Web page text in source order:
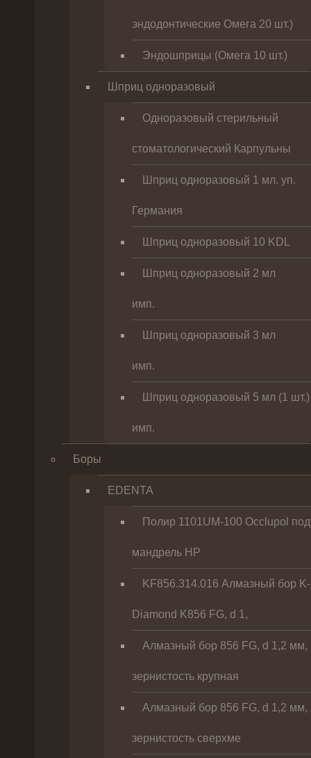
эндодонтические Омега 20 шт.)
Эндошприцы (Омега 10 шт.)
Шприц одноразовый
Одноразовый стерильный
стоматологический Карпульны
Шприц одноразовый 1 мл. уп.
Германия
Шприц одноразовый 10 KDL
Шприц одноразовый 2 мл
имп.
Шприц одноразовый 3 мл
имп.
Шприц одноразовый 5 мл (1 шт.)
имп.
Боры
EDENTA
Полир 1101UM-100 Occlupol под
мандрель HP
KF856.314.016 Алмазный бор K-
Diamond K856 FG, d 1,
Алмазный бор 856 FG, d 1,2 мм,
зернистость крупная
Алмазный бор 856 FG, d 1,2 мм,
зернистость сверхме